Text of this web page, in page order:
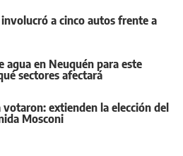
a cinco autos frente a
agua en Neuquén para este
sectores afectará
extienden la elección del
Mosconi